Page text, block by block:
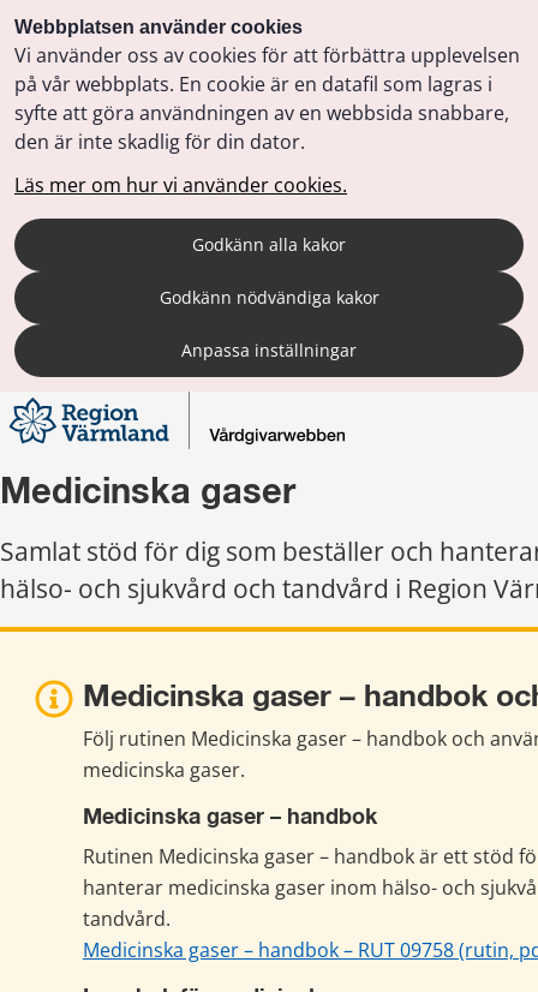
Webbplatsen använder cookies
Vi använder oss av cookies för att förbättra upplevelsen
på vår webbplats. En cookie är en datafil som lagras i
syfte att göra användningen av en webbsida snabbare,
den är inte skadlig för din dator.
Läs mer om hur vi använder cookies.
Godkänn alla kakor
Godkänn nödvändiga kakor
Anpassa inställningar
Medicinska gaser
Samlat stöd för dig som beställer och
hälso- och sjukvård och tandvård i Region
Medicinska gaser – handbok
Följ rutinen Medicinska gaser – handbok och
medicinska gaser.
Medicinska gaser – handbok
Rutinen Medicinska gaser – handbok är ett stöd
hanterar medicinska gaser inom hälso- och
tandvård.
Medicinska gaser – handbok – RUT 09758 (rutin,